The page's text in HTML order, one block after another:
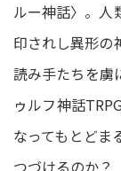
ルー神話〉。人
印されし異形の
読み手たちを虜
ゥルフ神話
なってもとどま